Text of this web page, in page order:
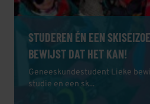
STUDEREN ÉN EEN
BEWIJST DAT HET KAN!
Geneeskundestudent Lieke
studie en een sk...